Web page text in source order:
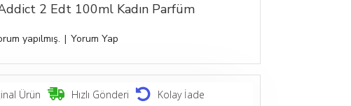
2 Edt 100ml Kadın Parfüm
Ürün Hızlı Gönderi Kolay İade
yapılmış. | Yorum Yap